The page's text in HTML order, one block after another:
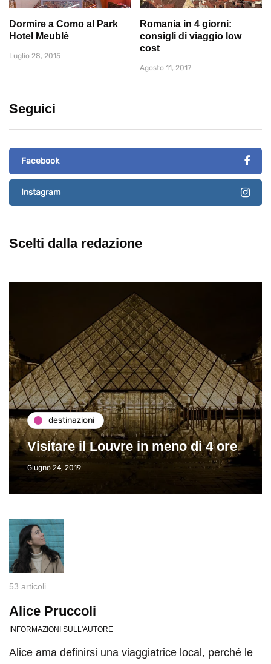
Dormire a Como al Park
Hotel Meublè
Luglio 28, 2015
Romania in 4 giorni:
consigli di viaggio low
cost
Agosto 11, 2017
Seguici
Facebook
Instagram
Scelti dalla redazione
destinazioni
Visitare il Louvre in meno di 4 ore
Giugno 24, 2019
53 articoli
Alice Pruccoli
INFORMAZIONI SULL'AUTORE
Alice ama definirsi una viaggiatrice local, perché le